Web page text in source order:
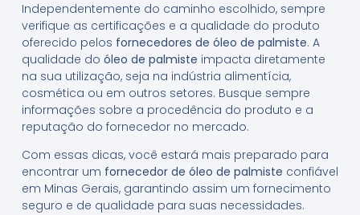
Independentemente do caminho escolhido, sempre
verifique as certificações e a qualidade do produto
oferecido pelos fornecedores de óleo de palmiste. A
qualidade do óleo de palmiste impacta diretamente
na sua utilização, seja na indústria alimentícia,
cosmética ou em outros setores. Busque sempre
informações sobre a procedência do produto e a
reputação do fornecedor no mercado.
Com essas dicas, você estará mais preparado para
encontrar um fornecedor de óleo de palmiste confiável
em Minas Gerais, garantindo assim um fornecimento
seguro e de qualidade para suas necessidades.